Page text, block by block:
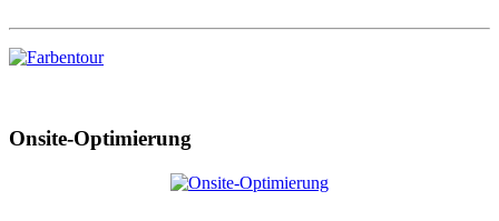
Onsite-Optimierung